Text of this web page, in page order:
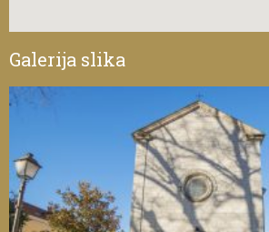
Galerija slika